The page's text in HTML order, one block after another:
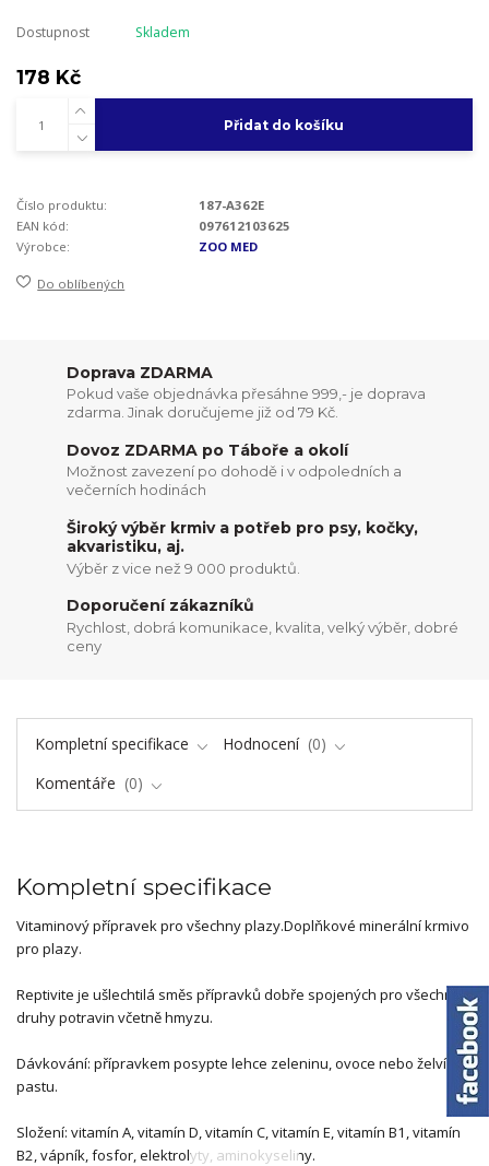
Dostupnost Skladem
178 Kč
Přidat do košíku
Číslo produktu:
187-A362E
EAN kód:
097612103625
Výrobce:
ZOO MED
Do oblíbených
Doprava ZDARMA
Pokud vaše objednávka přesáhne 999,- je doprava
zdarma. Jinak doručujeme již od 79 Kč.
Dovoz ZDARMA po Táboře a okolí
Možnost zavezení po dohodě i v odpoledních a
večerních hodinách
Široký výběr krmiv a potřeb pro psy, kočky,
akvaristiku, aj.
Výběr z vice než 9 000 produktů.
Doporučení zákazníků
Rychlost, dobrá komunikace, kvalita, velký výběr, dobré
ceny
Kompletní specifikace Hodnocení
0
Komentáře
0
Kompletní specifikace
Vitaminový přípravek pro všechny plazy.Doplňkové minerální krmivo
pro plazy.
Reptivite je ušlechtilá směs přípravků dobře spojených pro všechny
druhy potravin včetně hmyzu.
Dávkování: přípravkem posypte lehce zeleninu, ovoce nebo želví
pastu.
Složení: vitamín A, vitamín D, vitamín C, vitamín E, vitamín B1, vitamín
B2, vápník, fosfor, elektrolyty, aminokyseliny.